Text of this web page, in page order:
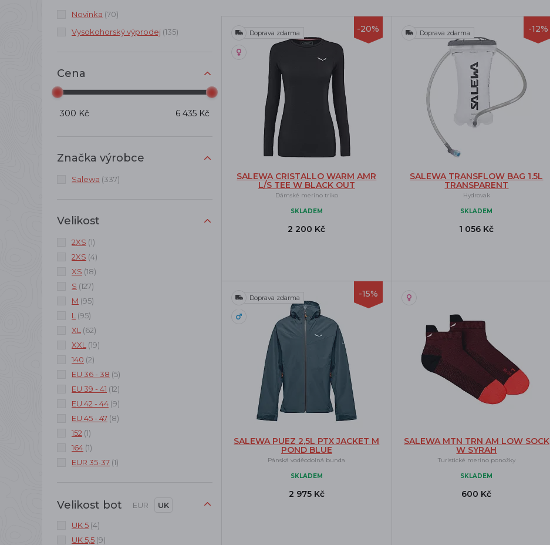
Novinka (70)
Vysokohorský výprodej (135)
Cena
300 Kč 6 435 Kč
Značka výrobce
Salewa (337)
Velikost
2XS (1)
2XS (4)
XS (18)
S (127)
M (95)
L (95)
XL (62)
XXL (19)
140 (2)
EU 36 - 38 (5)
EU 39 - 41 (12)
EU 42 - 44 (9)
EU 45 - 47 (8)
152 (1)
164 (1)
EUR 35-37 (1)
Velikost bot EUR UK
UK 5 (4)
UK 5,5 (9)
-20%
Doprava zdarma
SALEWA CRISTALLO WARM AMR
L/S TEE W BLACK OUT
Dámské merino triko
SKLADEM
2 200 Kč
-12%
Doprava zdarma
SALEWA TRANSFLOW BAG 1.5L
TRANSPARENT
Hydrovak
SKLADEM
1 056 Kč
-15%
Doprava zdarma
SALEWA PUEZ 2,5L PTX JACKET M
POND BLUE
Pánská voděodolná bunda
SKLADEM
2 975 Kč
SALEWA MTN TRN AM LOW SOCK
W SYRAH
Turistické merino ponožky
SKLADEM
600 Kč